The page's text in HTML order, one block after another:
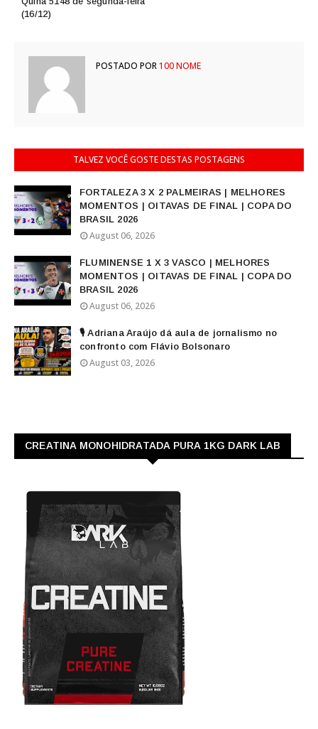
(16/12)
POSTADO POR100 NOME
TALVEZ VOCÊ GOSTE DESTAS POSTAGENS
FORTALEZA 3 X 2 PALMEIRAS | MELHORES
MOMENTOS | OITAVAS DE FINAL | COPA DO
BRASIL 2026
August 06, 2026
FLUMINENSE 1 X 3 VASCO | MELHORES
MOMENTOS | OITAVAS DE FINAL | COPA DO
BRASIL 2026
August 06, 2026
🎙️ Adriana Araújo dá aula de jornalismo no
confronto com Flávio Bolsonaro
August 03, 2026
CREATINA MONOHIDRATADA PURA 1KG DARK LAB